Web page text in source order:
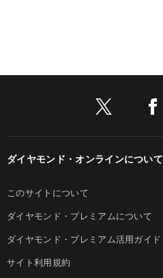
ダイヤモンド・オンラインについて
このサイトについて
ダイヤモンド・プレミアムについて
ダイヤモンド・プレミアム活用ガイド
サイト利用規約